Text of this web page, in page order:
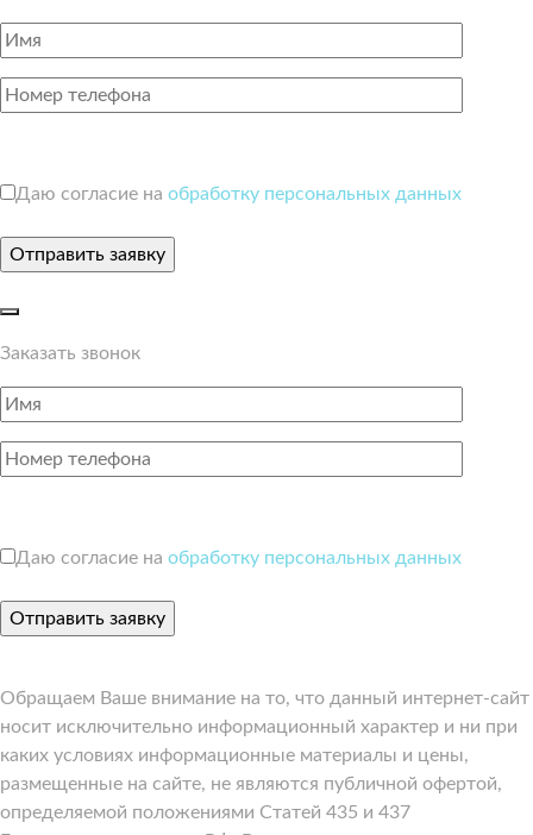
Даю согласие на обработку персональных данных
Заказать звонок
Даю согласие на обработку персональных данных
Обращаем Ваше внимание на то, что данный интернет-сайт
носит исключительно информационный характер и ни при
каких условиях информационные материалы и цены,
размещенные на сайте, не являются публичной офертой,
определяемой положениями Статей 435 и 437